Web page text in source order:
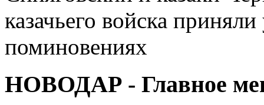
казачьего войска
поминовениях
НОВОДАР - Главное